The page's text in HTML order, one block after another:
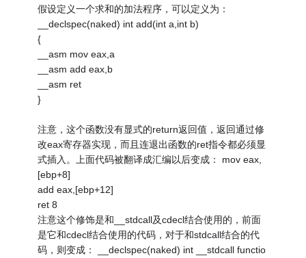
假设定义一个求和的加法程序，可以定义为：
__declspec(naked) int add(int a,int b)
{
__asm mov eax,a
__asm add eax,b
__asm ret
}
注意，这个函数没有显式的return返回值，返回通过修
改eax寄存器实现，而且连退出函数的ret指令都必须显
式插入。上面代码被翻译成汇编以后变成： mov eax,
[ebp+8]
add eax,[ebp+12]
ret 8
注意这个修饰是和__stdcall及cdecl结合使用的，前面
是它和cdecl结合使用的代码，对于和stdcall结合的代
码，则变成： __declspec(naked) int __stdcall functio